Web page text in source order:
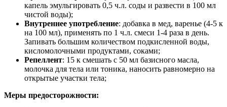
капель эмульгировать 0,5 ч.л. соды и развести в 100 мл
чистой воды);
Внутреннее употребление: добавка в мед, варенье (4-5 к
на 100 мл), применять по 1 ч.л. смеси 1-4 раза в день.
Запивать большим количеством подкисленной воды,
кисломолочными продуктами, соками;
Репеллент: 15 к смешать с 50 мл базисного масла,
молочка для тела или тоника, наносить равномерно на
открытые участки тела;
Меры предосторожности: